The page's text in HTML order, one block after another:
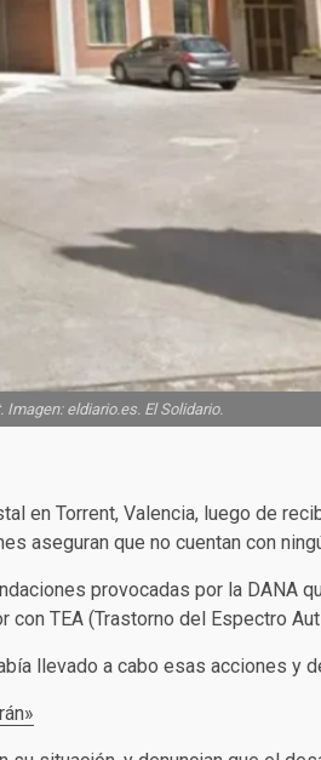
eldiario.es. El Solidario.
en Torrent, Valencia, luego de
aseguran que no cuentan con
provocadas por la DANA
TEA (Trastorno del Espectro
llevado a cabo esas acciones y